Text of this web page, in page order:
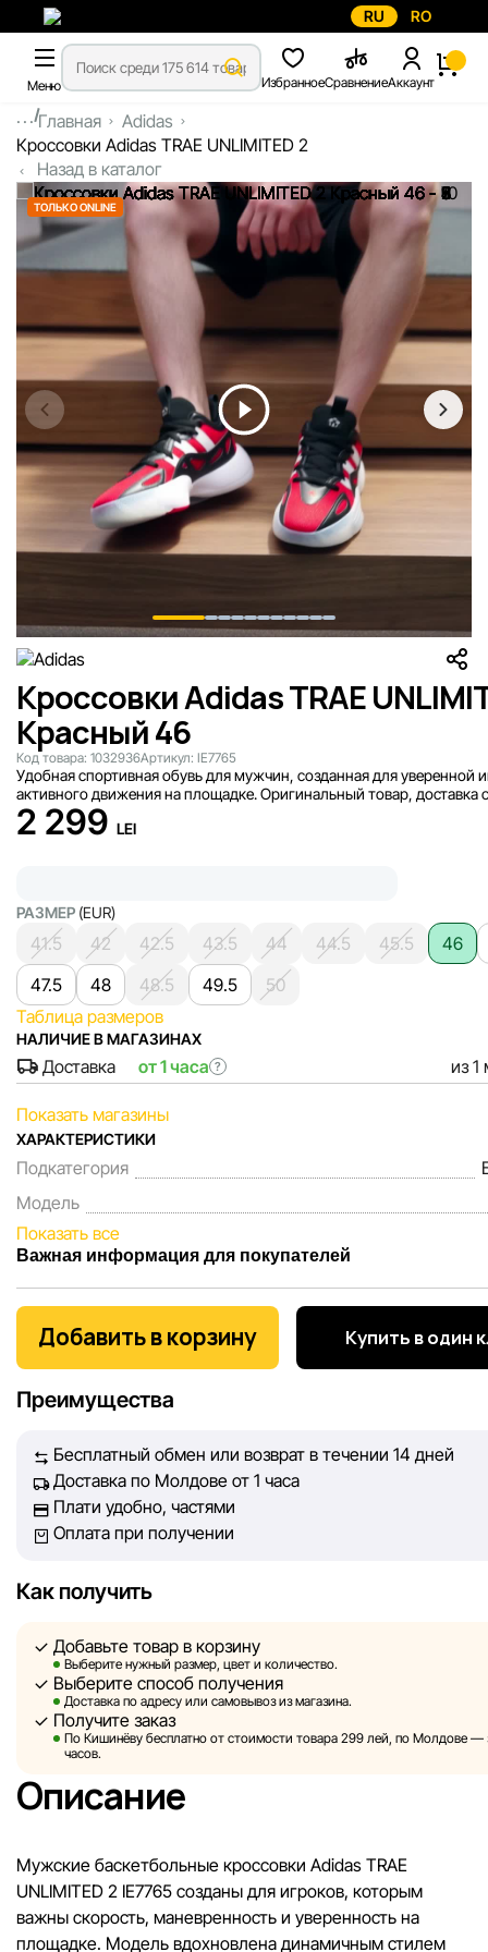
RU RO
Меню ИзбранноеСравнениеАккаунт
...Главная
Adidas
Кроссовки Adidas TRAE UNLIMITED 2
Назад в каталог
ТОЛЬКО ONLINE
Кроссовки Adidas TRAE
Красный 46
Код товара: 1032936Артикул: IE7765
Удобная спортивная обувь для мужчин, созданная для уверенной
активного движения на площадке. Оригинальный товар, доставка
2 299 LEI
РАЗМЕР (EUR)
41.5 42 42.5 43.5 44 44.5 45.5
46
47.5
48 48.5 49.5
50
Таблица размеров
НАЛИЧИЕ В МАГАЗИНАХ
Доставка от 1 часа ? из 1
Показать магазины
ХАРАКТЕРИСТИКИ
Подкатегория
Модель
Показать все
Важная информация для покупателей
Мы, команда сети магазинов Sportlandia, ценим доверие
покупателей. Каждый день мы работаем над тем, чтобы
информация о товарах и услугах, представленная на
обеспечить вас достоверной информацией, чтобы вы
Однако, несмотря на постоянный контроль, Sportlandia
гарантировать абсолютную точность всех данных,
сайте, ввиду возможных технических ошибок или сбоев.
сторонних ресурсах, ссылки на которые могут быть
Sportlandia оставляет за собой право в одностороннем
без предварительного уведомления вносить изменения в
характеристики и потребительские свойства товаров.
Изображения, представленные на сайте, являются
Общая информация о товарах предоставляется в
Цены на товары, а также условия предоставления скидок,
подарков, рассрочки и кредитования могут быть
компанией Sportlandia в одностороннем порядке и без
Добавить в корзину Купить в один
Преимущества
Бесплатный обмен или возврат в течении 14 дней
Доставка по Молдове от 1 часа
Плати удобно, частями
Оплата при получении
Как получить
Добавьте товар в корзину
Выберите нужный размер, цвет и количество.
Выберите способ получения
Доставка по адресу или самовывоз из магазина.
Получите заказ
По Кишинёву бесплатно от стоимости товара 299 лей, по Молдове —
часов.
Описание
Мужские баскетбольные кроссовки Adidas TRAE
UNLIMITED 2 IE7765 созданы для игроков, которым
важны скорость, маневренность и уверенность на
площадке. Модель вдохновлена динамичным стилем